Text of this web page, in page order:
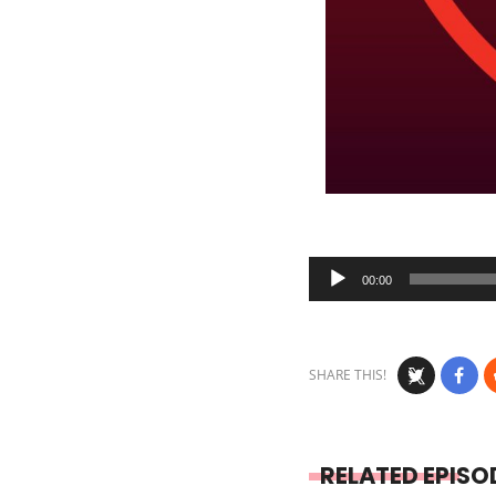
Audio
Player
00:00
SHARE THIS!
RELATED